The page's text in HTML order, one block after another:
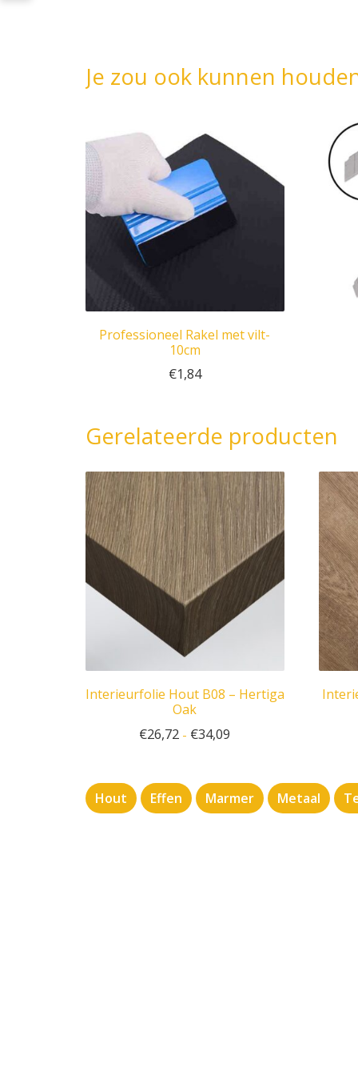
Je zou ook kunnen
Professioneel Rakel met vilt-
10cm
€1,84
Gerelateerde producten
Interieurfolie Hout B08 – Hertiga
Oak
€26,72 - €34,09
Hout Effen Marmer Metaal